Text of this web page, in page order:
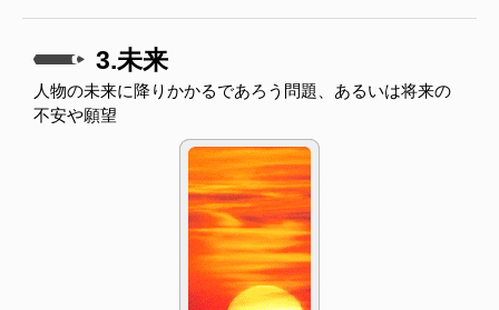
3.未来
人物の未来に降りかかるであろう問題、あるいは将来の
不安や願望